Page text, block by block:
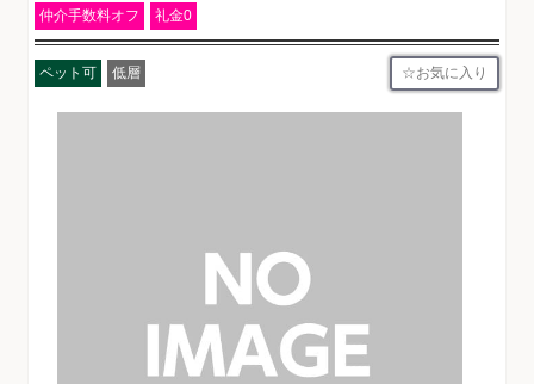
仲介手数料オフ 礼金0
ペット可 低層 お気に入り